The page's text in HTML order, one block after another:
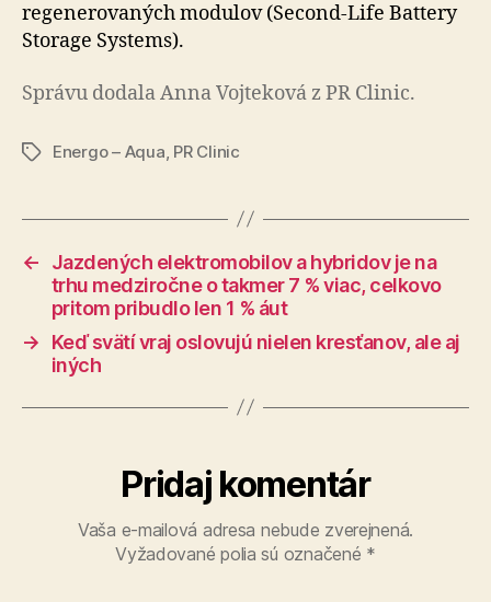
regenerovaných modulov (Second-Life Battery
Storage Systems).
Správu dodala Anna Vojteková z PR Clinic.
ZnačkyEnergo – Aqua PR Clinic
←
Jazdených elektromobilov a hybridov je na
trhu medziročne o takmer 7 % viac, celkovo
pritom pribudlo len 1 % áut
→
Keď svätí vraj oslovujú nielen kresťanov, ale aj
iných
Pridaj komentár
Vaša e-mailová adresa nebude zverejnená.
Vyžadované polia sú označené *